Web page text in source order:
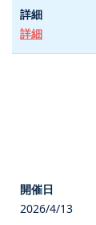
詳細
2026/4/13